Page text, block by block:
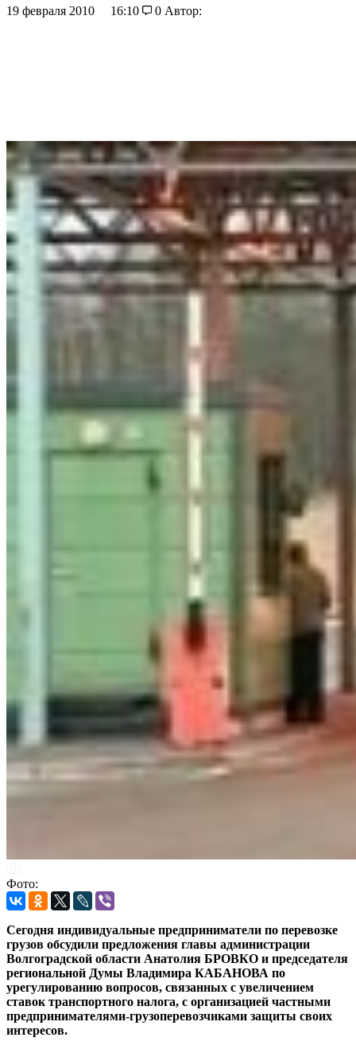
19 февраля 2010 16:10 0 Автор:
Фото:
Сегодня индивидуальные предприниматели по перевозке
грузов обсудили предложения главы администрации
Волгоградской области Анатолия БРОВКО и председателя
региональной Думы Владимира КАБАНОВА по
урегулированию вопросов, связанных с увеличением
ставок транспортного налога, с организацией частными
предпринимателями-грузоперевозчиками защиты своих
интересов.